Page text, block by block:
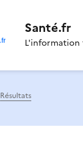
Santé.fr
L'information
Résultats